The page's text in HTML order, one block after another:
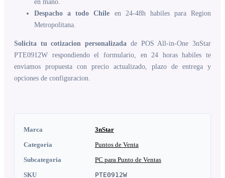
en mano.
Despacho a todo Chile en 24-48h habiles para Region
Metropolitana.
Solicita tu cotizacion personalizada de POS All-in-One 3nStar
PTE0912W respondiendo el formulario, en 24 horas habiles te
enviamos propuesta con precio actualizado, plazo de entrega y
opciones de configuracion.
Marca
3nStar
Categoria
Puntos de Venta
Subcategoria
PC para Punto de Ventas
SKU
PTE0912W